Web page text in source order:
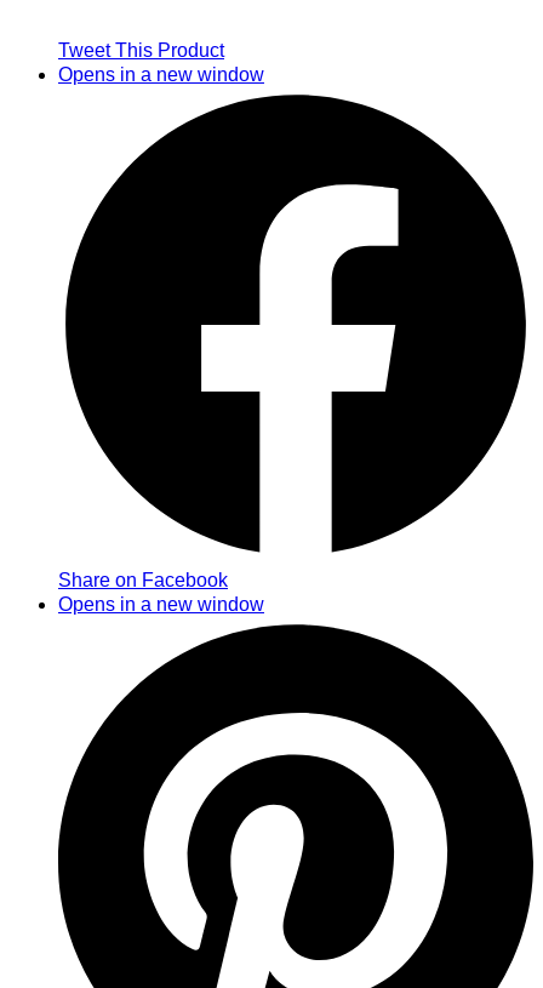
Tweet This Product
Opens in a new window
Share on Facebook
Opens in a new window